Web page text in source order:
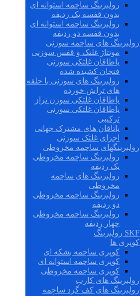
رولبرینگ ساچمه استوانه ای
بدون قفسه یک ردیفه
رولبرینگ ساچمه استوانه ای
بدون قفسه دو ردیفه
رولبرینگ های ساچمه سوزنی
مونتاژ غلتک و قفس سوزنی
یاطاقان غلتکی سوزنی
فنجان کشیده شده
رولبرینگ های سوزنی با حلقه
های تراش خورده
یاطاقان غلتکی سوزن تراز
یاطاقان غلتکی سوزنی
ترکیبی
یاتاقان های مشترک جهانی
اجزای غلتک سوزنی
رولبرینگهای ساچمه مخروطی
رولبرینگ ساچمه مخروطی
یک ردیفه
رولبرینگ های ساچمه
مخروطی
رولبرینگ ساچمه مخروطی
دو ردیفه
رولبرینگ ساچمه مخروطی
چهار ردیفه
SKF رولبرینگ
کوپری ها
کوپری ساچمه بشکه ای
کوپری ساچمه استوانه ای
کوپری ساچمه مخروطی
رولبرینگ های کارب
رولبرینگ های کف گرد ساچمه